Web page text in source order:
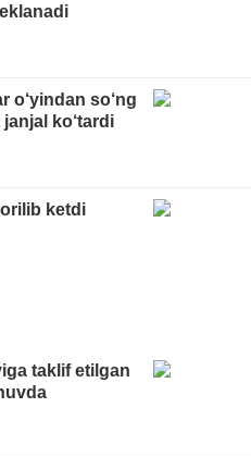
o‘yindan so‘ng
ko‘tardi
ketdi
taklif etilgan